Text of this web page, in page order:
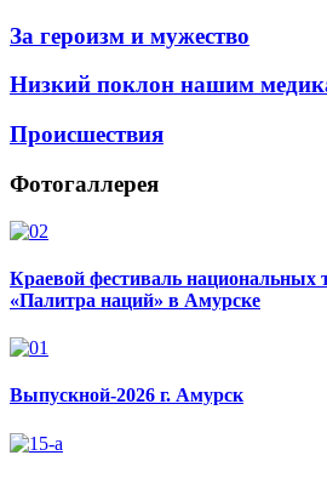
За героизм и мужество
Низкий поклон нашим
Происшествия
Фотогаллерея
Краевой фестиваль национальных
«Палитра наций» в Амурске
Выпускной-2026 г. Амурск